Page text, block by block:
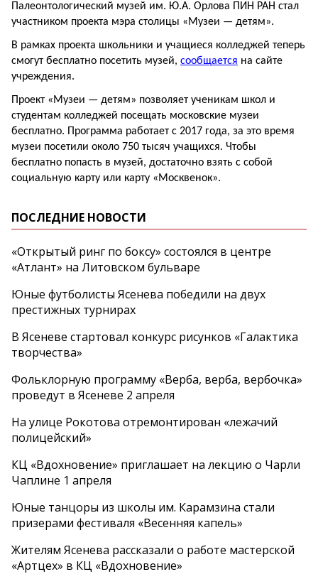
Палеонтологический музей им. Ю.А. Орлова ПИН РАН стал
участником проекта мэра столицы «Музеи — детям».
В рамках проекта школьники и учащиеся колледжей теперь
смогут бесплатно посетить музей, сообщается на сайте
учреждения.
Проект «Музеи — детям» позволяет ученикам школ и
студентам колледжей посещать московские музеи
бесплатно. Программа работает с 2017 года, за это время
музеи посетили около 750 тысяч учащихся. Чтобы
бесплатно попасть в музей, достаточно взять с собой
социальную карту или карту «Москвенок».
ПОСЛЕДНИЕ НОВОСТИ
«Открытый ринг по боксу» состоялся в центре
«Атлант» на Литовском бульваре
Юные футболисты Ясенева победили на двух
престижных турнирах
В Ясеневе стартовал конкурс рисунков «Галактика
творчества»
Фольклорную программу «Верба, верба, вербочка»
проведут в Ясеневе 2 апреля
На улице Рокотова отремонтирован «лежачий
полицейский»
КЦ «Вдохновение» приглашает на лекцию о Чарли
Чаплине 1 апреля
Юные танцоры из школы им. Карамзина стали
призерами фестиваля «Весенняя капель»
Жителям Ясенева рассказали о работе мастерской
«Артцех» в КЦ «Вдохновение»